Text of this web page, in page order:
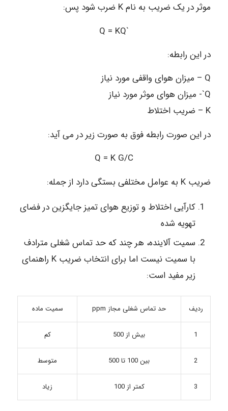
موثر در یک ضریب به نام K ضرب شود پس:
Q = KQ`
در این رابطه:
Q – میزان هوای واقفی مورد نیاز
Q`- میزان هوای موثر مورد نیاز
K – ضریب اختلاط
در این صورت رابطه فوق به صورت زیر در می آید:
Q = K G/C
ضریب K به عوامل مختلفی بستگی دارد از جمله:
کارآیی اختلاط و توزیع هوای تمیز جایگزین در فضای
تهویه شده
سمیت آلاینده، هر چند که حد تماس شغلی مترادف
با سمیت نیست اما برای انتخاب ضریب K راهنمای
زیر مفید است:
ردیف حد تماس شغلی مجاز ppm سمیت ماده
1 بیش از 500 کم
2 بین 100 تا 500 متوسط
3 کمتر از 100 زیاد